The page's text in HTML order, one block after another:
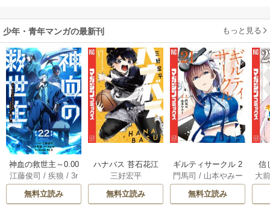
少年・青年マンガの最新刊 もっと見る
神血の救世主～0.00
000001％を引き当
て最強へ～【電子
書籍特典付】 22巻
江藤俊司 /疾狼 /3r
Studio No.9
無料立読み
ハナバス 苔石花江
のバスケ論 7巻
三好宏平
無料立読み
ギルティサークル 2
1巻
門馬司 / 山本やみー
無料立読み
信
に
大